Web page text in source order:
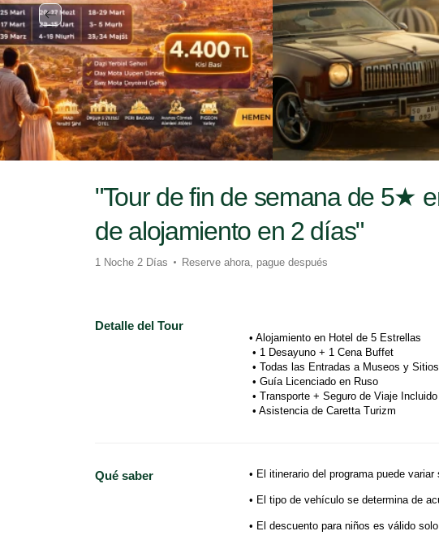
"Tour de fin de semana de 5★
de alojamiento en 2 días"
1 Noche 2 Días Reserve ahora, pague después
Detalle del Tour
• Alojamiento en Hotel de 5 Estrellas
• 1 Desayuno + 1 Cena Buffet
• Todas las Entradas a Museos y
• Guía Licenciado en Ruso
• Transporte + Seguro de Viaje Incluido
• Asistencia de Caretta Turizm
Qué saber • El itinerario del programa puede
• El tipo de vehículo se determina de
• El descuento para niños es válido